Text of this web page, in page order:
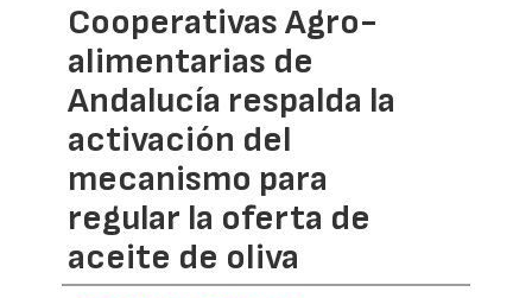
Cooperativas Agro-
alimentarias de
Andalucía respalda la
activación del
mecanismo para
regular la oferta de
aceite de oliva